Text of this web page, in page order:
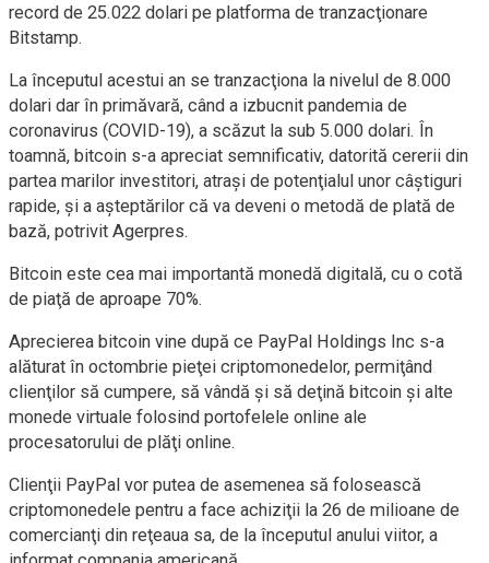
record de 25.022 dolari pe platforma de tranzacţionare
Bitstamp.
La începutul acestui an se tranzacţiona la nivelul de 8.000
dolari dar în primăvară, când a izbucnit pandemia de
coronavirus (COVID-19), a scăzut la sub 5.000 dolari. În
toamnă, bitcoin s-a apreciat semnificativ, datorită cererii din
partea marilor investitori, atraşi de potenţialul unor câştiguri
rapide, şi a aşteptărilor că va deveni o metodă de plată de
bază, potrivit Agerpres.
Bitcoin este cea mai importantă monedă digitală, cu o cotă
de piaţă de aproape 70%.
Aprecierea bitcoin vine după ce PayPal Holdings Inc s-a
alăturat în octombrie pieţei criptomonedelor, permiţând
clienţilor să cumpere, să vândă şi să deţină bitcoin şi alte
monede virtuale folosind portofelele online ale
procesatorului de plăţi online.
Clienţii PayPal vor putea de asemenea să folosească
criptomonedele pentru a face achiziţii la 26 de milioane de
comercianţi din reţeaua sa, de la începutul anului viitor, a